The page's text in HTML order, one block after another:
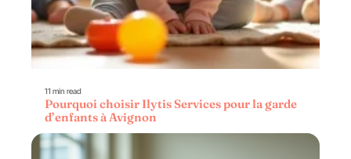
11 min read
Pourquoi choisir Ilytis Services pour la garde
d’enfants à Avignon